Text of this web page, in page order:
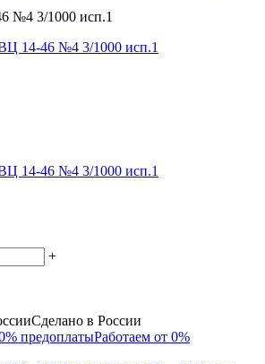
№4 3/1000 исп.1
+
Сделано в России
Работаем от 0%